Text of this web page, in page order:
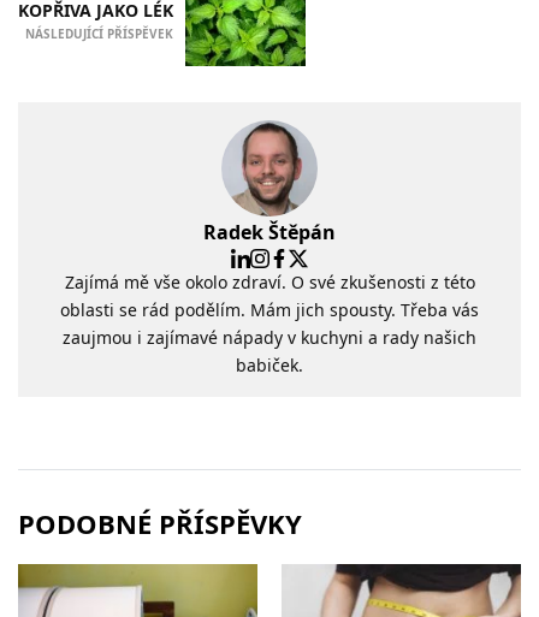
KOPŘIVA JAKO LÉK
NÁSLEDUJÍCÍ PŘÍSPĚVEK
Radek Štěpán
Zajímá mě vše okolo zdraví. O své zkušenosti z této
oblasti se rád podělím. Mám jich spousty. Třeba vás
zaujmou i zajímavé nápady v kuchyni a rady našich
babiček.
PODOBNÉ PŘÍSPĚVKY